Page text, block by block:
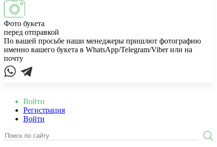
Фото букета
перед отправкой
По вашей просьбе наши менеджеры пришлют фотографию
именно вашего букета в WhatsApp/Telegram/Viber или на
почту
Войти
Регистрация
Войти